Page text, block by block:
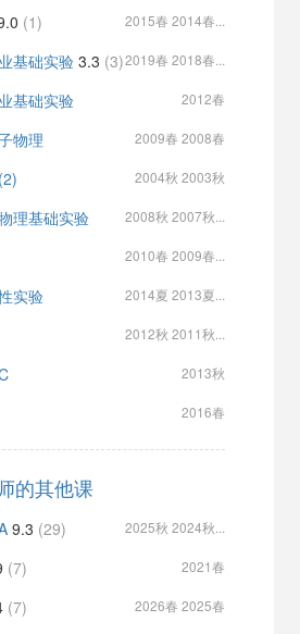
(1) 2015春 2014春...
基础实验 3.3 (3)2019春 2018春...
基础实验 2012春
物理 2009春 2008春
2004秋 2003秋
理基础实验 2008秋 2007秋...
2010春 2009春...
实验 2014夏 2013夏...
2012秋 2011秋...
2013秋
2016春
的其他课
9.3 (29) 2025秋 2024秋...
(7) 2021春
(7) 2026春 2025春